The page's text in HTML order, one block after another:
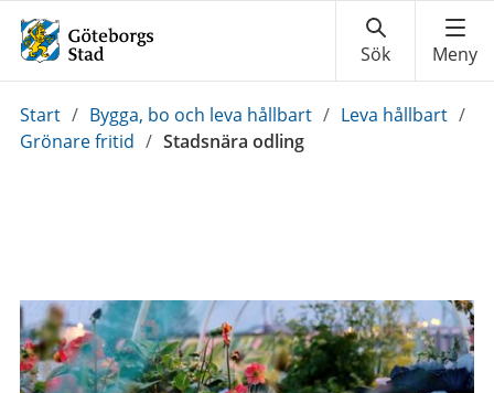
Du
är
Start / Bygga, bo och leva hållbart / Leva hållbart /
Grönare fritid / Stadsnära odling